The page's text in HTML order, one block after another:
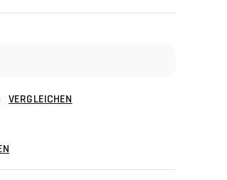
VERGLEICHEN